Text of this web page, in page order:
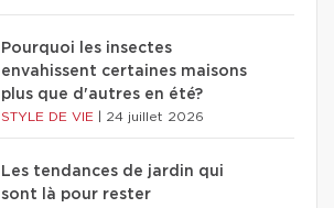
Pourquoi les insectes
envahissent certaines maisons
plus que d'autres en été?
STYLE DE VIE 24 juillet 2026
Les tendances de jardin qui
sont là pour rester